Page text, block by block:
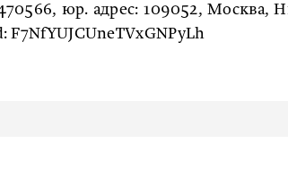
юр. адрес: 109052, Москва,